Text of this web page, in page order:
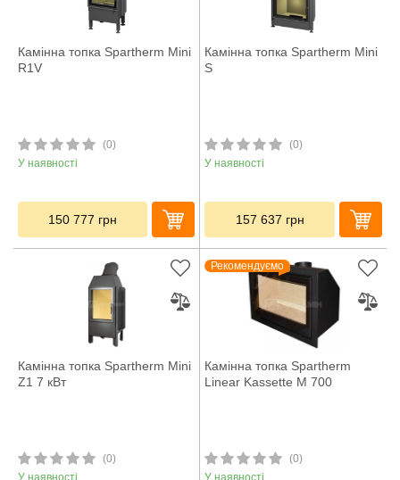
Камінна топка Spartherm Mini
R1V
(0)
У наявності
150 777 грн
Камінна топка Spartherm Mini
S
(0)
У наявності
157 637 грн
Камінна топка Spartherm Mini
Z1 7 кВт
(0)
У наявності
Рекомендуємо
Камінна топка Spartherm
Linear Kassette M 700
(0)
У наявності